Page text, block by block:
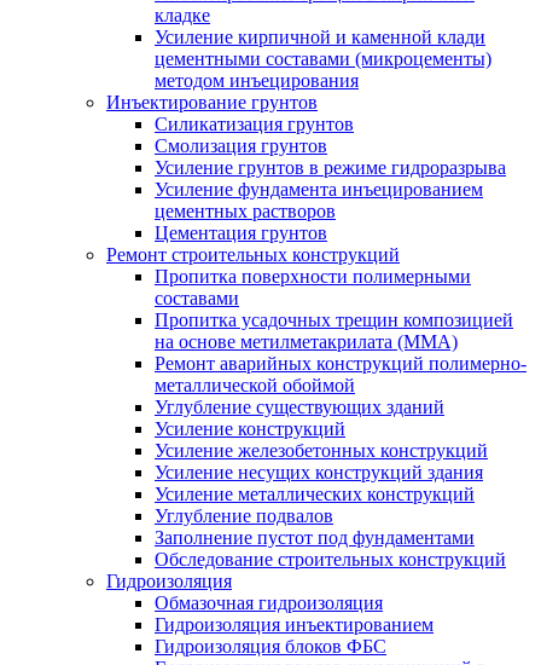
кладке
Усиление кирпичной и каменной клади
цементными составами (микроцементы)
методом инъецирования
Инъектирование грунтов
Силикатизация грунтов
Смолизация грунтов
Усиление грунтов в режиме гидроразрыва
Усиление фундамента инъецированием
цементных растворов
Цементация грунтов
Ремонт строительных конструкций
Пропитка поверхности полимерными
составами
Пропитка усадочных трещин композицией
на основе метилметакрилата (ММА)
Ремонт аварийных конструкций полимерно-
металлической обоймой
Углубление существующих зданий
Усиление конструкций
Усиление железобетонных конструкций
Усиление несущих конструкций здания
Усиление металлических конструкций
Углубление подвалов
Заполнение пустот под фундаментами
Обследование строительных конструкций
Гидроизоляция
Обмазочная гидроизоляция
Гидроизоляция инъектированием
Гидроизоляция блоков ФБС